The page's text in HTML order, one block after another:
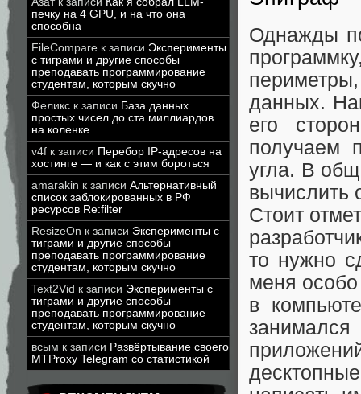
печку на 4 GPU, и на что она
способна
FileCompare к записи Эксперименты
с тиграми и другие способы
преподавать программирование
студентам, которым скучно
Феликс к записи База данных
простых чисел до ста миллиардов
на коленке
v4f к записи Перебор IP-адресов на
хостинге — и как с этим бороться
amarakin к записи Альтернативный
список заблокированных в РФ
ресурсов Re:filter
ResizeOn к записи Эксперименты с
тиграми и другие способы
преподавать программирование
студентам, которым скучно
Text2Vid к записи Эксперименты с
тиграми и другие способы
преподавать программирование
студентам, которым скучно
всым к записи Развёртывание своего
MTProxy Telegram со статистикой
Однажды
данных.
его
получаем
угла. В
вычислить
Стоит
то нужно
меня
в
занимался